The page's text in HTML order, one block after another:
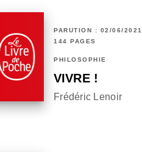
PARUTION : 02/06/2021
144 PAGES
PHILOSOPHIE
VIVRE !
Frédéric Lenoir